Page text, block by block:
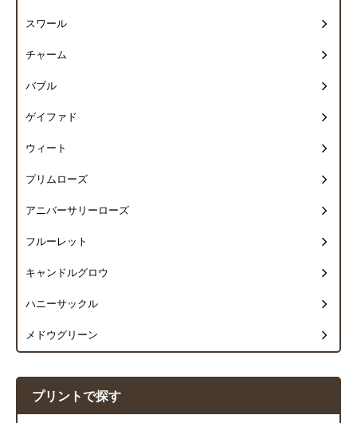
スワール
チャーム
バブル
ゲイファド
ウィート
プリムローズ
アニバーサリーローズ
フルーレット
キャンドルグロウ
ハニーサックル
メドウグリーン
プリントで探す